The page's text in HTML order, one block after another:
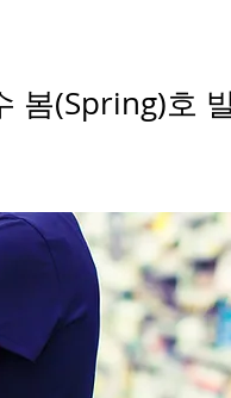
봄(Spring)호